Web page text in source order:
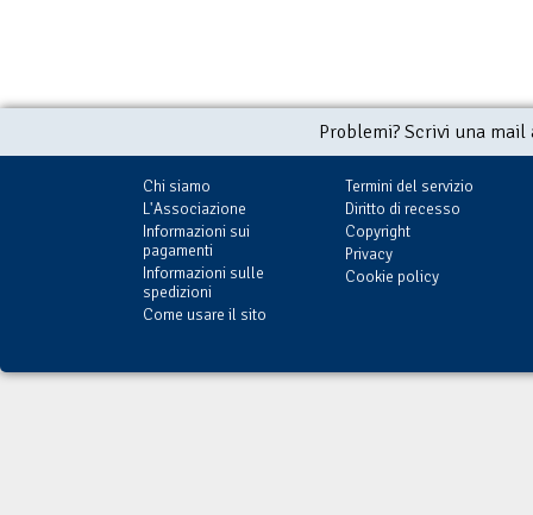
Problemi? Scrivi una
Chi siamo
L'Associazione
Informazioni sui
pagamenti
Informazioni sulle
spedizioni
Come usare il sito
Termini del servizio
Diritto di recesso
Copyright
Privacy
Cookie policy